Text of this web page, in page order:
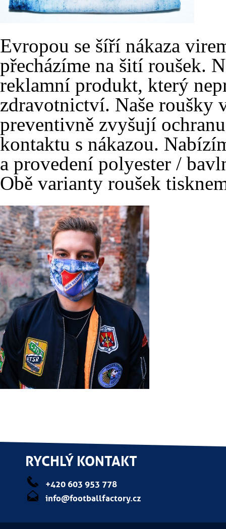
Evropou se šíří nákaza
přecházíme na šití roušek.
reklamní produkt, který
zdravotnictví. Naše roušky
preventivně zvyšují
kontaktu s nákazou.
a provedení polyester /
Obě varianty roušek
RYCHLÝ KONTAKT
+420 603 953 778
info@footballfactory.cz